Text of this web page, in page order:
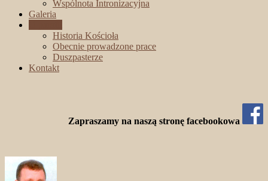
Wspólnota Intronizacyjna
Galeria
Historia Kościoła
Obecnie prowadzone prace
Duszpasterze
Kontakt
Zapraszamy na naszą stronę facebookowa